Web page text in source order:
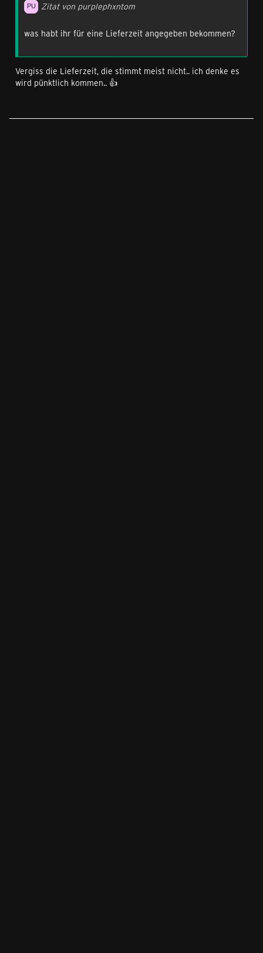
Zitat von purplephxntom
was habt ihr für eine Lieferzeit angegeben bekommen?
Vergiss die Lieferzeit, die stimmt meist nicht.. ich denke es
wird pünktlich kommen.. 👍